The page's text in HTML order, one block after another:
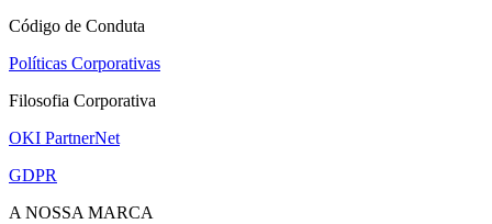
Código de Conduta
Políticas Corporativas
Filosofia Corporativa
OKI PartnerNet
GDPR
A NOSSA MARCA